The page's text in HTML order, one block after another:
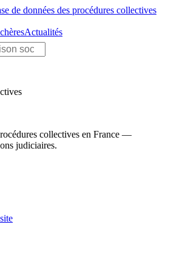
de données des procédures collectives
Actualités
collectives en France —
judiciaires.